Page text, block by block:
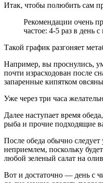
Итак, чтобы полюбить сам
Рекомендации очень
частое: 4-5 раз в день
Такой график разгоняет
Например, вы проснулись,
почти израсходован после
запаренные кипятком
Уже через три часа
Далее наступает время
рыба и прочие подходящие
После обеда обычно
неприемлем, поскольку
любой зеленый салат на
Вот и достаточно — день с